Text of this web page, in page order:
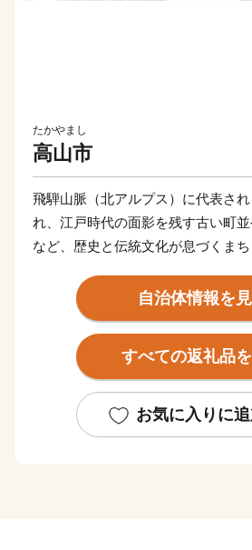
たかやまし
高山市
飛騨山脈（北アルプス）に代表さ
れ、江戸時代の面影を残す古い町
など、歴史と伝統文化が息づくまち
本酒などのグルメも充実していま
自治体情報を
すべての返礼品
お気に入りに